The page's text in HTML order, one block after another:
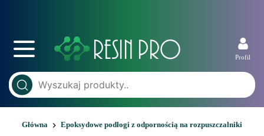
Profil
Główna Epoksydowe podłogi z odpornością na rozpuszczalniki